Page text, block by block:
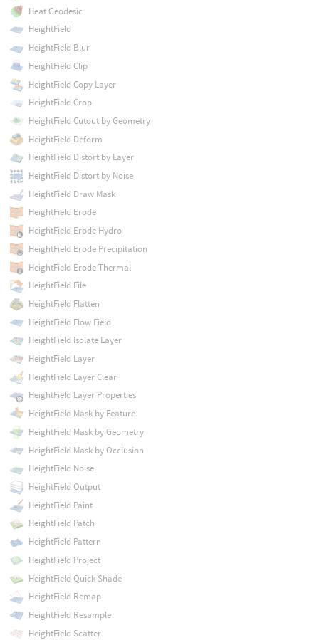
Heat Geodesic
HeightField
HeightField Blur
HeightField Clip
HeightField Copy Layer
HeightField Crop
HeightField Cutout by Geometry
HeightField Deform
HeightField Distort by Layer
HeightField Distort by Noise
HeightField Draw Mask
HeightField Erode
HeightField Erode Hydro
HeightField Erode Precipitation
HeightField Erode Thermal
HeightField File
HeightField Flatten
HeightField Flow Field
HeightField Isolate Layer
HeightField Layer
HeightField Layer Clear
HeightField Layer Properties
HeightField Mask by Feature
HeightField Mask by Geometry
HeightField Mask by Occlusion
HeightField Noise
HeightField Output
HeightField Paint
HeightField Patch
HeightField Pattern
HeightField Project
HeightField Quick Shade
HeightField Remap
HeightField Resample
HeightField Scatter